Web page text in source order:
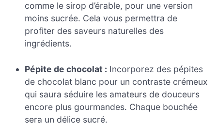
comme le sirop d’érable, pour une version
moins sucrée. Cela vous permettra de
profiter des saveurs naturelles des
ingrédients.
Pépite de chocolat : Incorporez des pépites
de chocolat blanc pour un contraste crémeux
qui saura séduire les amateurs de douceurs
encore plus gourmandes. Chaque bouchée
sera un délice sucré.